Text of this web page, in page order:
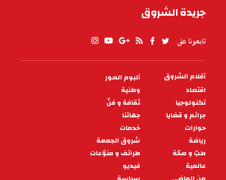
جريدة الشروق
تابعونا على
PIED
DE
PAGE
أقلام الشروق
ألبوم الصور
اقتصاد
وطنية
تكنولوجيا
ثقافة و فنّ
جرائم و قضايا
جهاتنا
حوارات
خدمات
رياضة
شروق الجمعة
طبّ و صحّة
طرائف و منوّعات
عالمية
فيديو